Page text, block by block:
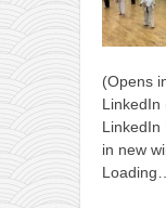
(Opens
LinkedIn
LinkedIn
in new
Loading…